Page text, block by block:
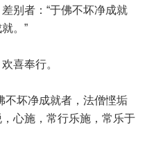
别者：“于佛不坏净成就
。”
喜奉行。
不坏净成就者，法僧悭垢
心施，常行乐施，常乐于